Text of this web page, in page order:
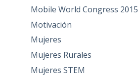
Mobile World Congress 2015
Motivación
Mujeres
Mujeres Rurales
Mujeres STEM